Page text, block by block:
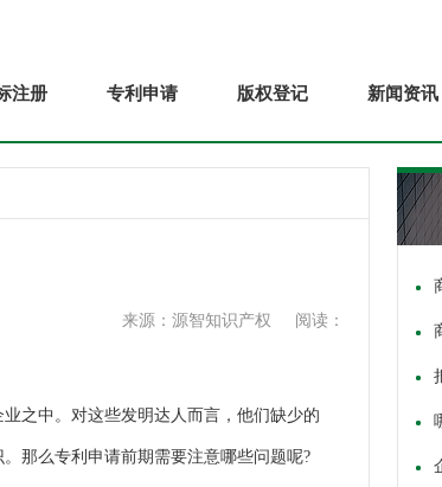
注册 专利申请 版权登记 新闻资讯
阅读：
来源：源智知识产权
之中。对这些发明达人而言，他们缺少的
那么专利申请前期需要注意哪些问题呢?